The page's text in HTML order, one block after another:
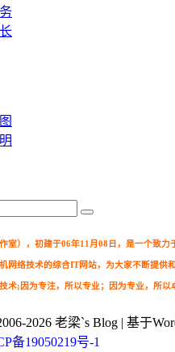
室），初建于06年11月08日，是一个致力
网络技术的综合IT网站，为大家不断提供
术;因为专注，所以专业；因为专业，所以
2026 老梁`s Blog | 基于
备19050219号-1